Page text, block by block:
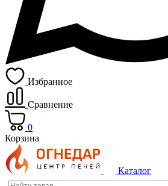
Избранное
Сравнение
0
Корзина
Каталог